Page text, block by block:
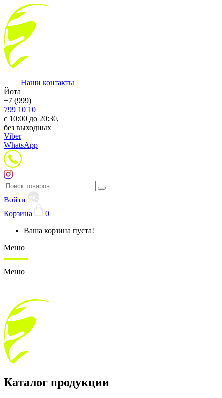
Наши контакты
Йота
+7 (999)
799 10 10
с 10:00 до 20:30,
без выходных
Viber
WhatsApp
Войти
Корзина
0
Ваша корзина пуста!
Меню
Меню
Каталог продукции